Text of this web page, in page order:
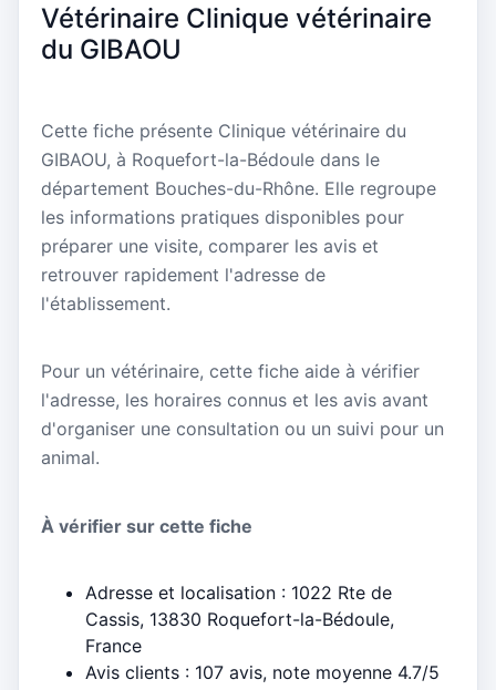
Vétérinaire Clinique vétérinaire
du GIBAOU
Cette fiche présente Clinique vétérinaire du
GIBAOU, à Roquefort-la-Bédoule dans le
département Bouches-du-Rhône. Elle regroupe
les informations pratiques disponibles pour
préparer une visite, comparer les avis et
retrouver rapidement l'adresse de
l'établissement.
Pour un vétérinaire, cette fiche aide à vérifier
l'adresse, les horaires connus et les avis avant
d'organiser une consultation ou un suivi pour un
animal.
À vérifier sur cette fiche
Adresse et localisation : 1022 Rte de
Cassis, 13830 Roquefort-la-Bédoule,
France
Avis clients : 107 avis, note moyenne 4.7/5